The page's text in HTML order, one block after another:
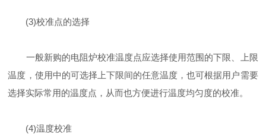
(3)校准点的选择
一般新购的电阻炉校准温度点应选择使用范围的下限、上限
温度，使用中的可选择上下限间的任意温度，也可根据用户需要
选择实际常用的温度点，从而也方便进行温度均匀度的校准。
(4)温度校准